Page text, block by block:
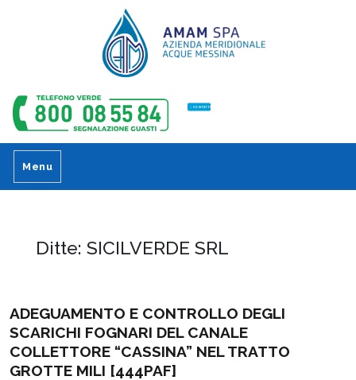
CONTATTI
Menu
Ditte: SICILVERDE SRL
ADEGUAMENTO E CONTROLLO DEGLI
SCARICHI FOGNARI DEL CANALE
COLLETTORE “CASSINA” NEL TRATTO
GROTTE MILI [444PAF]